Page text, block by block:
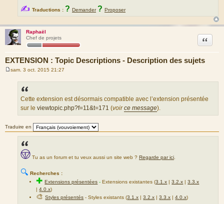
✍ Traductions : ? Demander ? Proposer
Raphaël
Chef de projets
EXTENSION : Topic Descriptions - Description des sujets
Citation
sam. 3 oct. 2015 21:27
Cette extension est désormais compatible avec l’extension présentée
sur le viewtopic.php?f=11&t=171 (voirce message).
Traduire en
Tu as un forum et tu veux aussi un site web ? Regarde par ici
🔍 Recherches :
✚Extensions présentées -Extensions existantes (3.1.x |3.2.x |3.3.x
|4.0.x)
🎨Styles présentés - Styles existants (3.1.x |3.2.x |3.3.x |4.0.x)